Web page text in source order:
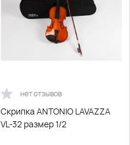
нет отзывов
Скрипка ANTONIO LAVAZZA
VL-32 размер 1/2